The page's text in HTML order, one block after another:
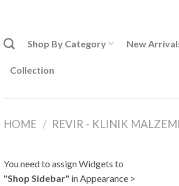
Shop By Category New
Collection
HOME / REVIR - KLINIK
You need to assign Widgets to
"Shop Sidebar" inAppearance >